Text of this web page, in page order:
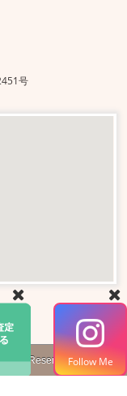
号
Reserved.Follow Me